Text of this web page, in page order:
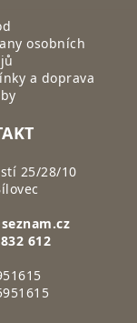
osobních
a doprava
25/28/10
612